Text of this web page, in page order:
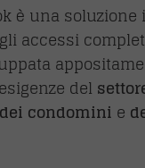
è una
accessi
del
dei condomini e